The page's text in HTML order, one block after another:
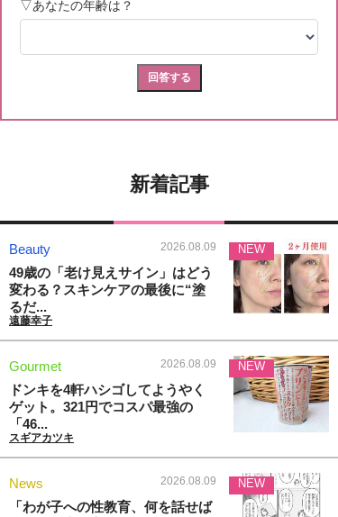
新着記事
Beauty 2026.08.09
49歳の「老け見えサイン」はどう
変わる？スキンケアの最後に“塗
るだ...
遠藤幸子
NEW
Gourmet 2026.08.09
ドンキを4軒ハシゴしてようやく
ゲット。321円でコスパ最強の
「46...
スギアカツキ
NEW
News 2026.08.09
「わが子への性教育、何を話せば
NEW